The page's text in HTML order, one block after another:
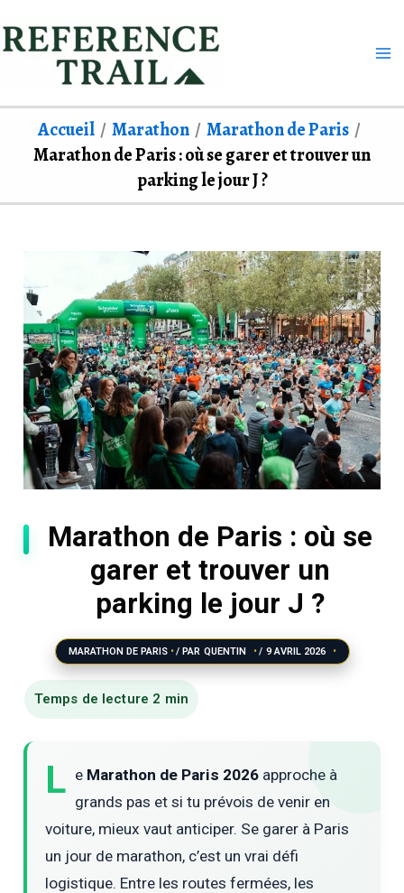
au
Accueil Marathon
Marathon de Paris
Marathon de Paris : où se garer et trouver un
parking le jour J ?
Marathon de Paris : où se
garer et trouver un
parking le jour J ?
MARATHON DE PARIS / PAR QUENTIN / 9 AVRIL 2026
L e Marathon de Paris 2026 approche à
grands pas et si tu prévois de venir en
voiture, mieux vaut anticiper. Se garer à Paris
un jour de marathon, c’est un vrai défi
logistique. Entre les routes fermées, les